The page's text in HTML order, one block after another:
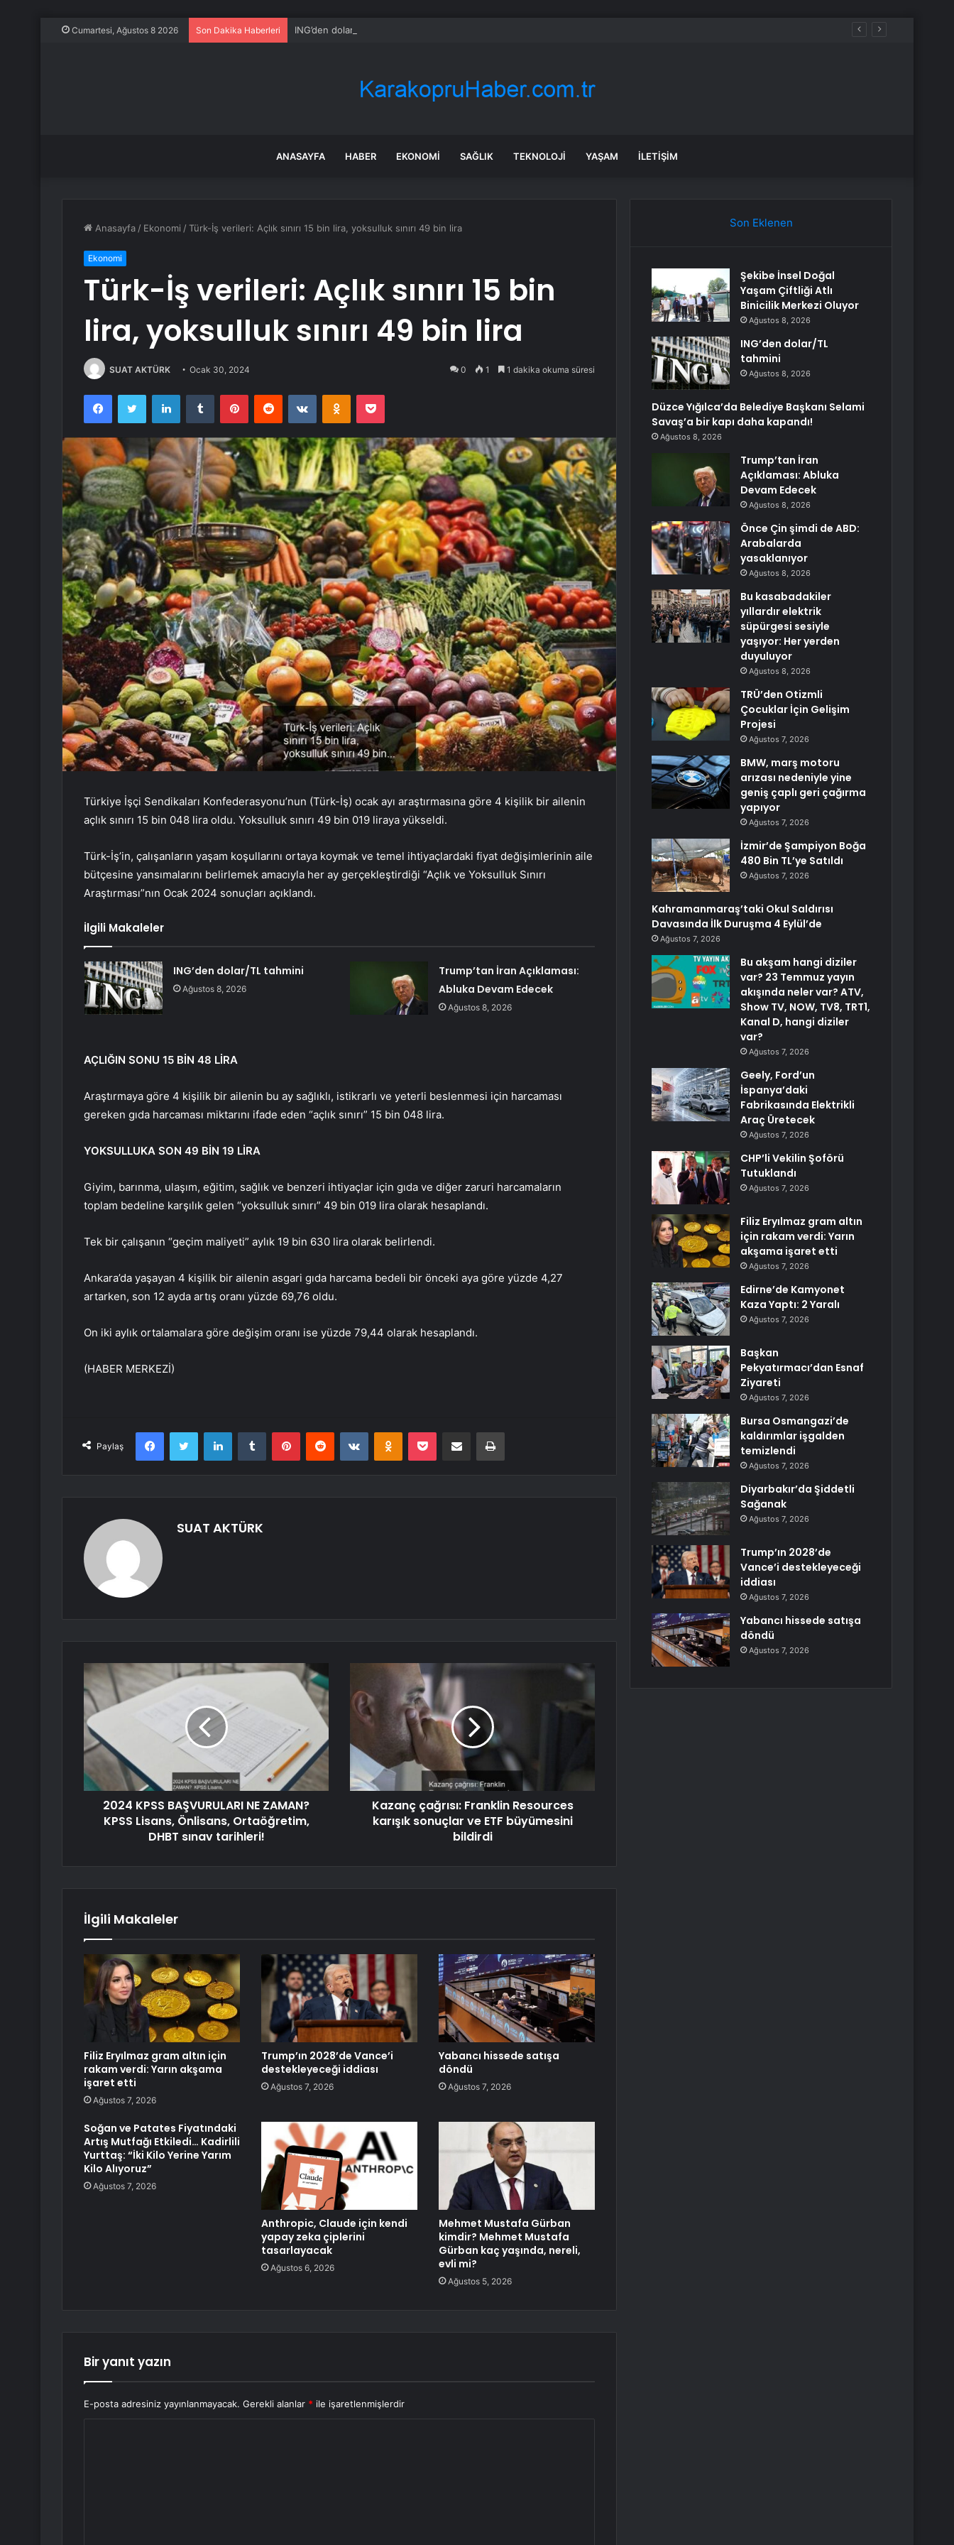
Cumartesi, Ağustos 8 2026 Son Dakika Haberleri ING’den dolar/TL tahmini
ANASAYFA HABER EKONOMI SAĞLIK TEKNOLOJI YAŞAM İLETIŞIM
Anasayfa / Ekonomi /Türk-İş verileri: Açlık sınırı 15 bin lira, yoksulluk sınırı 49 bin lira
Ekonomi
Türk-İş verileri: Açlık sınırı 15 bin
lira, yoksulluk sınırı 49 bin lira
SUAT AKTÜRK Ocak 30, 2024 0 1 1 dakika okuma süresi
FacebookTwitter LinkedInTumblr PinterestReddit VKontakteOdnoklassniki
Pocket
Türkiye İşçi Sendikaları Konfederasyonu’nun (Türk-İş) ocak ayı araştırmasına göre 4 kişilik bir ailenin
açlık sınırı 15 bin 048 lira oldu. Yoksulluk sınırı 49 bin 019 liraya yükseldi.
Türk-İş’in, çalışanların yaşam koşullarını ortaya koymak ve temel ihtiyaçlardaki fiyat değişimlerinin aile
bütçesine yansımalarını belirlemek amacıyla her ay gerçekleştirdiği “Açlık ve Yoksulluk Sınırı
Araştırması”nın Ocak 2024 sonuçları açıklandı.
İlgili Makaleler
ING’den dolar/TL tahmini
Ağustos 8, 2026
Trump’tan İran Açıklaması:
Abluka Devam Edecek
Ağustos 8, 2026
AÇLIĞIN SONU 15 BİN 48 LİRA
Araştırmaya göre 4 kişilik bir ailenin bu ay sağlıklı, istikrarlı ve yeterli beslenmesi için harcaması
gereken gıda harcaması miktarını ifade eden “açlık sınırı” 15 bin 048 lira.
YOKSULLUKA SON 49 BİN 19 LİRA
Giyim, barınma, ulaşım, eğitim, sağlık ve benzeri ihtiyaçlar için gıda ve diğer zaruri harcamaların
toplam bedeline karşılık gelen “yoksulluk sınırı” 49 bin 019 lira olarak hesaplandı.
Tek bir çalışanın “geçim maliyeti” aylık 19 bin 630 lira olarak belirlendi.
Ankara’da yaşayan 4 kişilik bir ailenin asgari gıda harcama bedeli bir önceki aya göre yüzde 4,27
artarken, son 12 ayda artış oranı yüzde 69,76 oldu.
On iki aylık ortalamalara göre değişim oranı ise yüzde 79,44 olarak hesaplandı.
(HABER MERKEZİ)
Paylaş
FacebookTwitter LinkedInTumblr PinterestReddit VKontakteOdnoklassniki
Pocket E-Posta ile paylaş Yazdır
SUAT AKTÜRK
2024 KPSS BAŞVURULARI NE ZAMAN?
KPSS Lisans, Önlisans, Ortaöğretim,
DHBT sınav tarihleri!
Kazanç çağrısı: Franklin Resources
karışık sonuçlar ve ETF büyümesini
bildirdi
İlgili Makaleler
Filiz Eryılmaz gram altın için
rakam verdi: Yarın akşama
işaret etti
Ağustos 7, 2026
Trump’ın 2028’de Vance’i
destekleyeceği iddiası
Ağustos 7, 2026
Yabancı hissede satışa
döndü
Ağustos 7, 2026
Soğan ve Patates Fiyatındaki
Artış Mutfağı Etkiledi… Kadirlili
Yurttaş: “İki Kilo Yerine Yarım
Kilo Alıyoruz”
Ağustos 7, 2026
Anthropic, Claude için kendi
yapay zeka çiplerini
tasarlayacak
Ağustos 6, 2026
Mehmet Mustafa Gürban
kimdir? Mehmet Mustafa
Gürban kaç yaşında, nereli,
evli mi?
Ağustos 5, 2026
Bir yanıt yazın
E-posta adresiniz yayınlanmayacak. Gerekli alanlar * ile işaretlenmişlerdir
Son Eklenen
Şekibe İnsel Doğal
Yaşam Çiftliği Atlı
Binicilik Merkezi Oluyor
Ağustos 8, 2026
ING’den dolar/TL
tahmini
Ağustos 8, 2026
Düzce Yığılca’da Belediye Başkanı Selami
Savaş’a bir kapı daha kapandı!
Ağustos 8, 2026
Trump’tan İran
Açıklaması: Abluka
Devam Edecek
Ağustos 8, 2026
Önce Çin şimdi de ABD:
Arabalarda
yasaklanıyor
Ağustos 8, 2026
Bu kasabadakiler
yıllardır elektrik
süpürgesi sesiyle
yaşıyor: Her yerden
duyuluyor
Ağustos 8, 2026
TRÜ’den Otizmli
Çocuklar İçin Gelişim
Projesi
Ağustos 7, 2026
BMW, marş motoru
arızası nedeniyle yine
geniş çaplı geri çağırma
yapıyor
Ağustos 7, 2026
İzmir’de Şampiyon Boğa
480 Bin TL’ye Satıldı
Ağustos 7, 2026
Kahramanmaraş’taki Okul Saldırısı
Davasında İlk Duruşma 4 Eylül’de
Ağustos 7, 2026
Bu akşam hangi diziler
var? 23 Temmuz yayın
akışında neler var? ATV,
Show TV, NOW, TV8, TRT1,
Kanal D, hangi diziler
var?
Ağustos 7, 2026
Geely, Ford’un
İspanya’daki
Fabrikasında Elektrikli
Araç Üretecek
Ağustos 7, 2026
CHP’li Vekilin Şoförü
Tutuklandı
Ağustos 7, 2026
Filiz Eryılmaz gram altın
için rakam verdi: Yarın
akşama işaret etti
Ağustos 7, 2026
Edirne’de Kamyonet
Kaza Yaptı: 2 Yaralı
Ağustos 7, 2026
Başkan
Pekyatırmacı’dan Esnaf
Ziyareti
Ağustos 7, 2026
Bursa Osmangazi’de
kaldırımlar işgalden
temizlendi
Ağustos 7, 2026
Diyarbakır’da Şiddetli
Sağanak
Ağustos 7, 2026
Trump’ın 2028’de
Vance’i destekleyeceği
iddiası
Ağustos 7, 2026
Yabancı hissede satışa
döndü
Ağustos 7, 2026